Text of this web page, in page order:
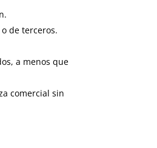
de terceros.
a menos que
comercial sin